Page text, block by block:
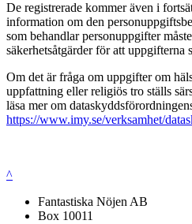
De registrerade kommer även i
information om den
som behandlar personuppgifter
säkerhetsåtgärder för att uppgifterna
Om det är fråga om uppgifter om
uppfattning eller religiös tro ställs
läsa mer om
https://www.imy.se/verksamhet/
^
Fantastiska Nöjen AB
Box 10011